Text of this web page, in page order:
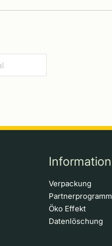
Information
Verpackung
Partnerprogramm
Öko Effekt
Datenlöschung